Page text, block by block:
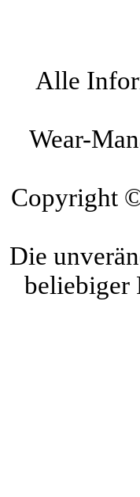
Alle
Wear-
Copyright
Die
beliebiger